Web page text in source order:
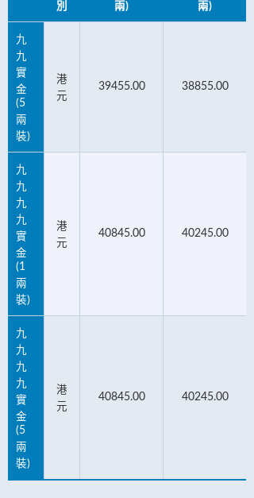
別
兩)
兩)
九
九
實
金
(5
兩
裝)
港
元
39455.00 38855.00
九
九
九
九
實
金
(1
兩
裝)
港
元
40845.00 40245.00
九
九
九
九
實
金
(5
兩
裝)
港
元
40845.00 40245.00